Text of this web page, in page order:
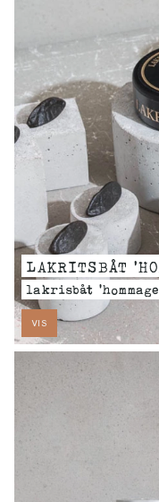
LAKRITSBÅT
lakrisbåt
VIS